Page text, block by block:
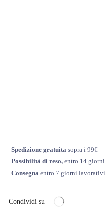
Spedizione gratuita sopra i 99€
Possibilità di reso, entro 14 giorni
Consegna entro 7 giorni lavorativi
Condividi su